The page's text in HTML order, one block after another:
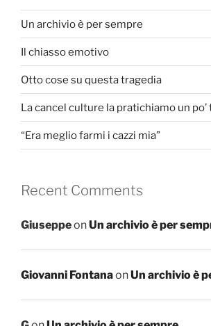
Un archivio è per sempre
Il chiasso emotivo
Otto cose su questa tragedia
La cancel culture la pratichiamo un
“Era meglio farmi i cazzi mia”
Recent Comments
GiuseppeonUn archivio è per
Giovanni FontanaonUn archivio è